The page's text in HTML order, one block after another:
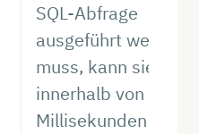
SQL-Abfrage
ausgeführt werden
muss, kann sie
innerhalb von
Millisekunden